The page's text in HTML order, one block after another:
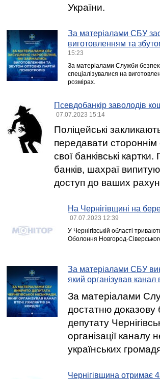
України.
За матеріалами СБУ
виготовленням та
15:23
За матеріалами Служби
спеціалізувалися на
розмірах.
Псевдобанкір заволодів
07.07.2023 15:14
Поліцейські
передавати
свої банківські
банків, шахраї
доступ до ваших
На Чернігівщині на
07.07.2023 12:39
У Чернігівській області
Оболоння Новгород-
За матеріалами СБУ
який організував канал
За матеріалами
достатню доказову
депутату
організації каналу
українських
Чернігівщина отримає